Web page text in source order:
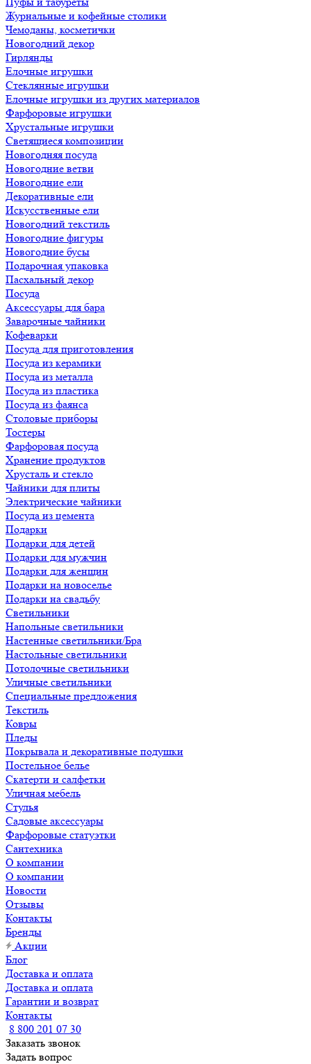
Журнальные и кофейные столики
Чемоданы, косметички
Новогодний декор
Гирлянды
Елочные игрушки
Стеклянные игрушки
Елочные игрушки из других материалов
Фарфоровые игрушки
Хрустальные игрушки
Светящиеся композиции
Новогодняя посуда
Новогодние ветви
Новогодние ели
Декоративные ели
Искусственные ели
Новогодний текстиль
Новогодние фигуры
Новогодние бусы
Подарочная упаковка
Пасхальный декор
Посуда
Аксессуары для бара
Заварочные чайники
Кофеварки
Посуда для приготовления
Посуда из керамики
Посуда из металла
Посуда из пластика
Посуда из фаянса
Столовые приборы
Тостеры
Фарфоровая посуда
Хранение продуктов
Хрусталь и стекло
Чайники для плиты
Электрические чайники
Посуда из цемента
Подарки
Подарки для детей
Подарки для мужчин
Подарки для женщин
Подарки на новоселье
Подарки на свадьбу
Светильники
Напольные светильники
Настенные светильники/Бра
Настольные светильники
Потолочные светильники
Уличные светильники
Специальные предложения
Текстиль
Ковры
Пледы
Покрывала и декоративные подушки
Постельное белье
Скатерти и салфетки
Уличная мебель
Стулья
Садовые аксессуары
Фарфоровые статуэтки
Сантехника
О компании
О компании
Новости
Отзывы
Контакты
Бренды
Акции
Блог
Доставка и оплата
Доставка и оплата
Гарантии и возврат
Контакты
8 800 201 07 30
Заказать звонок
Задать вопрос